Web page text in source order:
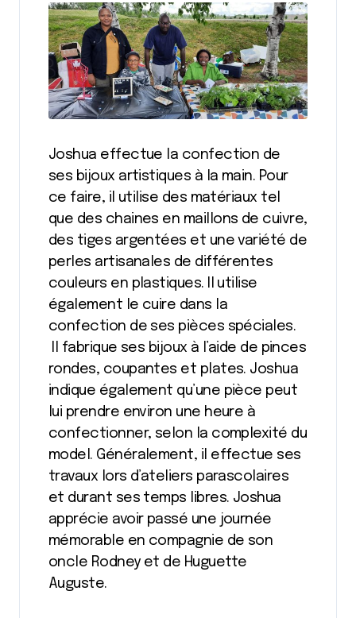
Joshua effectue la confection de
ses bijoux artistiques à la main. Pour
ce faire, il utilise des matériaux tel
que des chaines en maillons de cuivre,
des tiges argentées et une variété de
perles artisanales de différentes
couleurs en plastiques. Il utilise
également le cuire dans la
confection de ses pièces spéciales.
Il fabrique ses bijoux à l’aide de pinces
rondes, coupantes et plates. Joshua
indique également qu’une pièce peut
lui prendre environ une heure à
confectionner, selon la complexité du
model. Généralement, il effectue ses
travaux lors d’ateliers parascolaires
et durant ses temps libres. Joshua
apprécie avoir passé une journée
mémorable en compagnie de son
oncle Rodney et de Huguette
Auguste.